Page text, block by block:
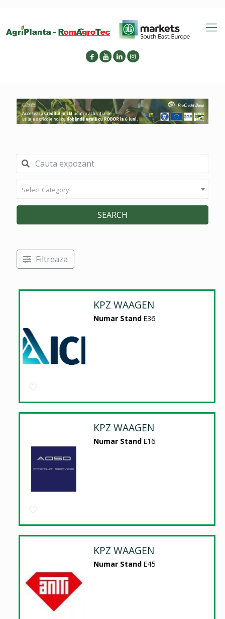
Select Category
SEARCH
Filtreaza
KPZ WAAGEN
Numar Stand E36
KPZ WAAGEN
Numar Stand E16
KPZ WAAGEN
Numar Stand E45